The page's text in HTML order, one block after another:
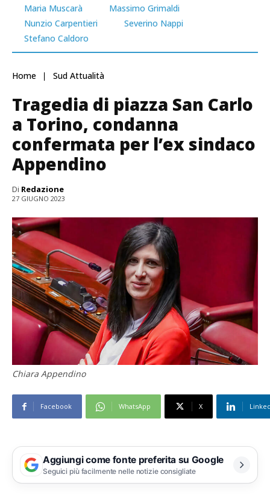
Maria Muscarà
Massimo Grimaldi
Nunzio Carpentieri
Severino Nappi
Stefano Caldoro
Home Sud Attualità
Tragedia di piazza San Carlo
a Torino, condanna
confermata per l’ex sindaco
Appendino
Di Redazione
27 GIUGNO 2023
Chiara Appendino
Facebook WhatsApp X
Aggiungi come fonte preferita su Google
Seguici più facilmente nelle notizie consigliate